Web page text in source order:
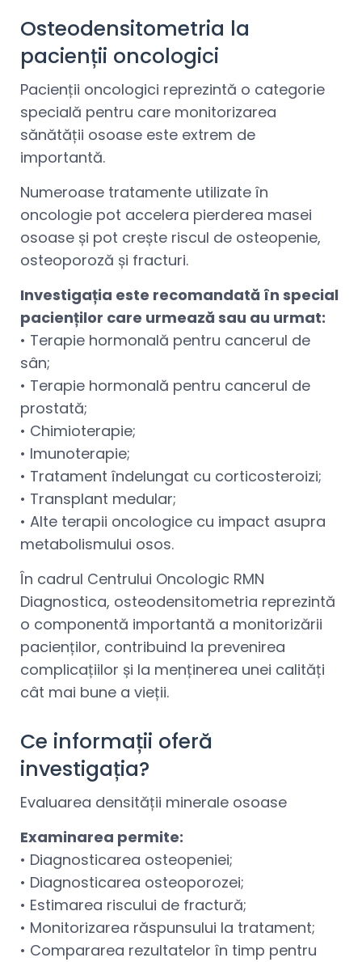
Osteodensitometria la
pacienții oncologici
Pacienții oncologici reprezintă o categorie
specială pentru care monitorizarea
sănătății osoase este extrem de
importantă.
Numeroase tratamente utilizate în
oncologie pot accelera pierderea masei
osoase și pot crește riscul de osteopenie,
osteoporoză și fracturi.
Investigația este recomandată în special
pacienților care urmează sau au urmat:
• Terapie hormonală pentru cancerul de
sân;
• Terapie hormonală pentru cancerul de
prostată;
• Chimioterapie;
• Imunoterapie;
• Tratament îndelungat cu corticosteroizi;
• Transplant medular;
• Alte terapii oncologice cu impact asupra
metabolismului osos.
În cadrul Centrului Oncologic RMN
Diagnostica, osteodensitometria reprezintă
o componentă importantă a monitorizării
pacienților, contribuind la prevenirea
complicațiilor și la menținerea unei calități
cât mai bune a vieții.
Ce informații oferă
investigația?
Evaluarea densității minerale osoase
Examinarea permite:
• Diagnosticarea osteopeniei;
• Diagnosticarea osteoporozei;
• Estimarea riscului de fractură;
• Monitorizarea răspunsului la tratament;
• Compararea rezultatelor în timp pentru